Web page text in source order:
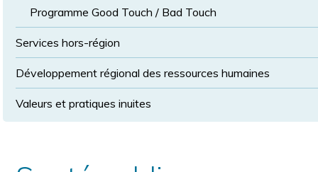
Programme Good Touch / Bad Touch
Services hors-région
Développement régional des ressources humaines
Valeurs et pratiques inuites